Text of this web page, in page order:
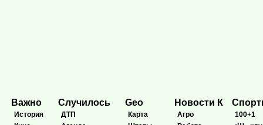
Важно
История
Случилось
ДТП
Geo
Карта
Новости К
Агро
100+1